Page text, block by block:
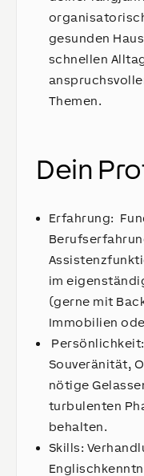
gesunden
schnellen
Themen.
Dein
Erfahrung:
im
(gerne mit
Immobilien
Souveränität,
nötige
turbulenten
behalten.
Skills: